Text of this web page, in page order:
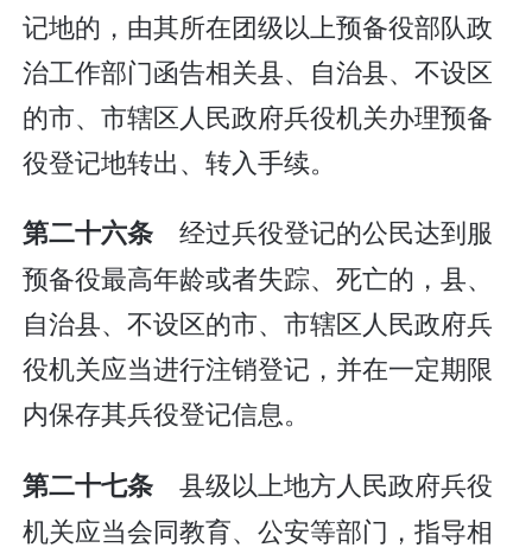
记地的，由其所在团级以上预备役部队政
治工作部门函告相关县、自治县、不设区
的市、市辖区人民政府兵役机关办理预备
役登记地转出、转入手续。
第二十六条经过兵役登记的公民达到服
预备役最高年龄或者失踪、死亡的，县、
自治县、不设区的市、市辖区人民政府兵
役机关应当进行注销登记，并在一定期限
内保存其兵役登记信息。
第二十七条县级以上地方人民政府兵役
机关应当会同教育、公安等部门，指导相